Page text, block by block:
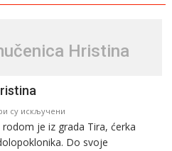
Hristina
су искључени
Svеta
vеlikоmučеnica
je iz grada Tira, ćerka
Dо svоје